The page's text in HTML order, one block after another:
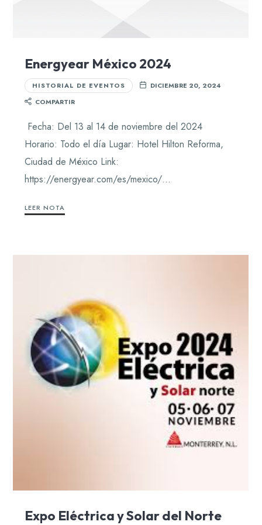
Energyear México 2024
HISTORIAL DE EVENTOS
DICIEMBRE 20, 2024
COMPARTIR
Fecha: Del 13 al 14 de noviembre del 2024
Horario: Todo el día Lugar: Hotel Hilton Reforma,
Ciudad de México Link:
https://energyear.com/es/mexico/…
LEER NOTA
Expo Eléctrica y Solar del Norte